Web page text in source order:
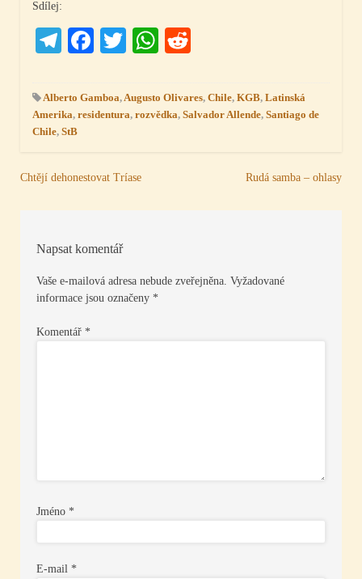
Sdílej:
Telegram
Facebook
TwitterWhatsApp
Alberto Gamboa,Augusto Olivares, Chile, KGB, Latinská
Amerika, residentura, rozvědka, Salvador Allende, Santiago de
Chile, StB
Navigace
pro
Chtějí dehonestovat Tríase Rudá samba – ohlasy
Napsat komentář
Vaše e-mailová adresa nebude zveřejněna. Vyžadované
informace jsou označeny *
Komentář *
Jméno *
E-mail *